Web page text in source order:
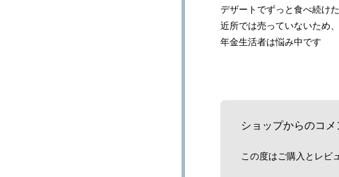
デザートでずっと食べ続け
近所では売っていないため
年金生活者は悩み中です
ショップからのコメ
この度はご購入とレビ